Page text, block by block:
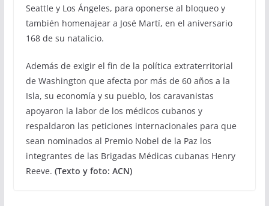
Seattle y Los Ángeles, para oponerse al bloqueo y
también homenajear a José Martí, en el aniversario
168 de su natalicio.
Además de exigir el fin de la política extraterritorial
de Washington que afecta por más de 60 años a la
Isla, su economía y su pueblo, los caravanistas
apoyaron la labor de los médicos cubanos y
respaldaron las peticiones internacionales para que
sean nominados al Premio Nobel de la Paz los
integrantes de las Brigadas Médicas cubanas Henry
Reeve. (Texto y foto: ACN)